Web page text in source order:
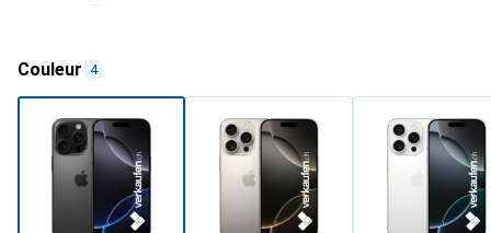
Couleur 4